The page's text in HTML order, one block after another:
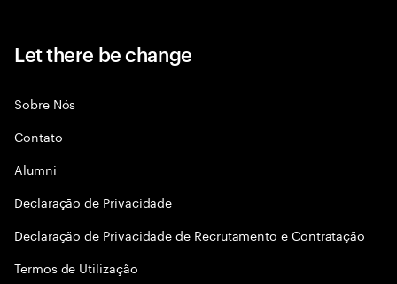
Let there be change
Sobre Nós
Contato
Alumni
Declaraçāo de Privacidade
Declaração de Privacidade de Recrutamento e Contratação
Termos de Utilização